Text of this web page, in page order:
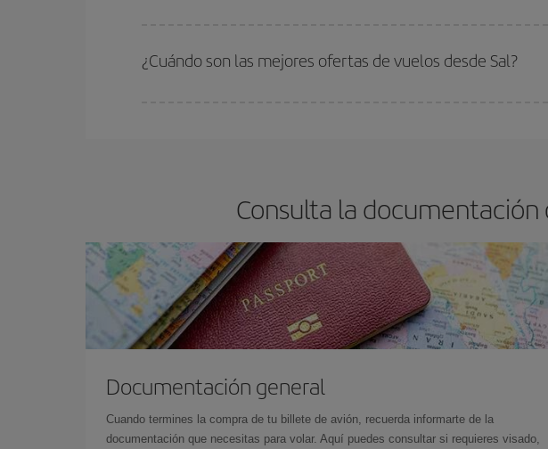
¿Cuándo son las mejores ofertas de vuelos desde Sal?
Consulta la
Documentación general
Cuando termines la compra de tu billete de avión, recuerda informarte de la
documentación que necesitas para volar. Aquí puedes consultar si requieres visado,